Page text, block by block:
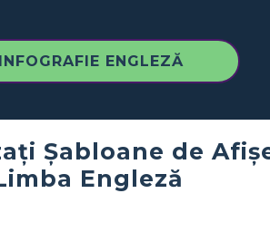
ENGLEZĂ
Șabloane de
Engleză